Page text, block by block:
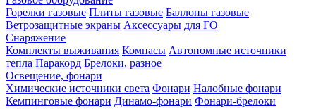
Горелки газовые Плиты газовые Баллоны газовые
Ветрозащитные экраны Аксессуары для ГО
Снаряжение
Комплекты выживания Компасы Автономные источники
тепла Паракорд Брелоки, разное
Освещение, фонари
Химические источники света Фонари Налобные фонари
Кемпинговые фонари Динамо-фонари Фонари-брелоки